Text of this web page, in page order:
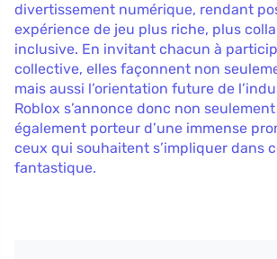
divertissement numérique, rendant
expérience de jeu plus riche, plus
inclusive. En invitant chacun à
collective, elles façonnent non
mais aussi l’orientation future de
Roblox s’annonce donc non
également porteur d’une immense
ceux qui souhaitent s’impliquer dans
fantastique.